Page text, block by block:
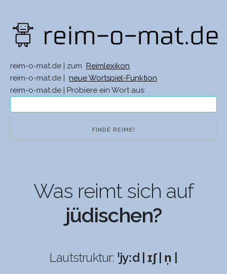
reim-o-mat.de | zum
Reimlexikon
reim-o-mat.de |
neue Wortspiel-Funktion
reim-o-mat.de | Probiere ein Wort aus:
Was reimt sich auf
jüdischen?
Lautstruktur: ˈjyːd | ɪʃ | n̩ |